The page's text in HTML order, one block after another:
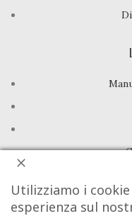
Utilizziamo i
esperienza sul